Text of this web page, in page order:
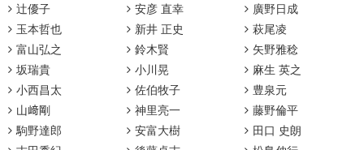
辻優子 安彦 直幸
廣野日成
玉本哲也
新井 正史
萩尾凌
富山弘之
鈴木賢
矢野雅稔
坂瑞貴
小川晃
麻生 英之
小西昌太
佐伯牧子
豊泉元
山﨑剛
神里亮一
藤野倫平
駒野達郎
安富大樹
田口 史朗